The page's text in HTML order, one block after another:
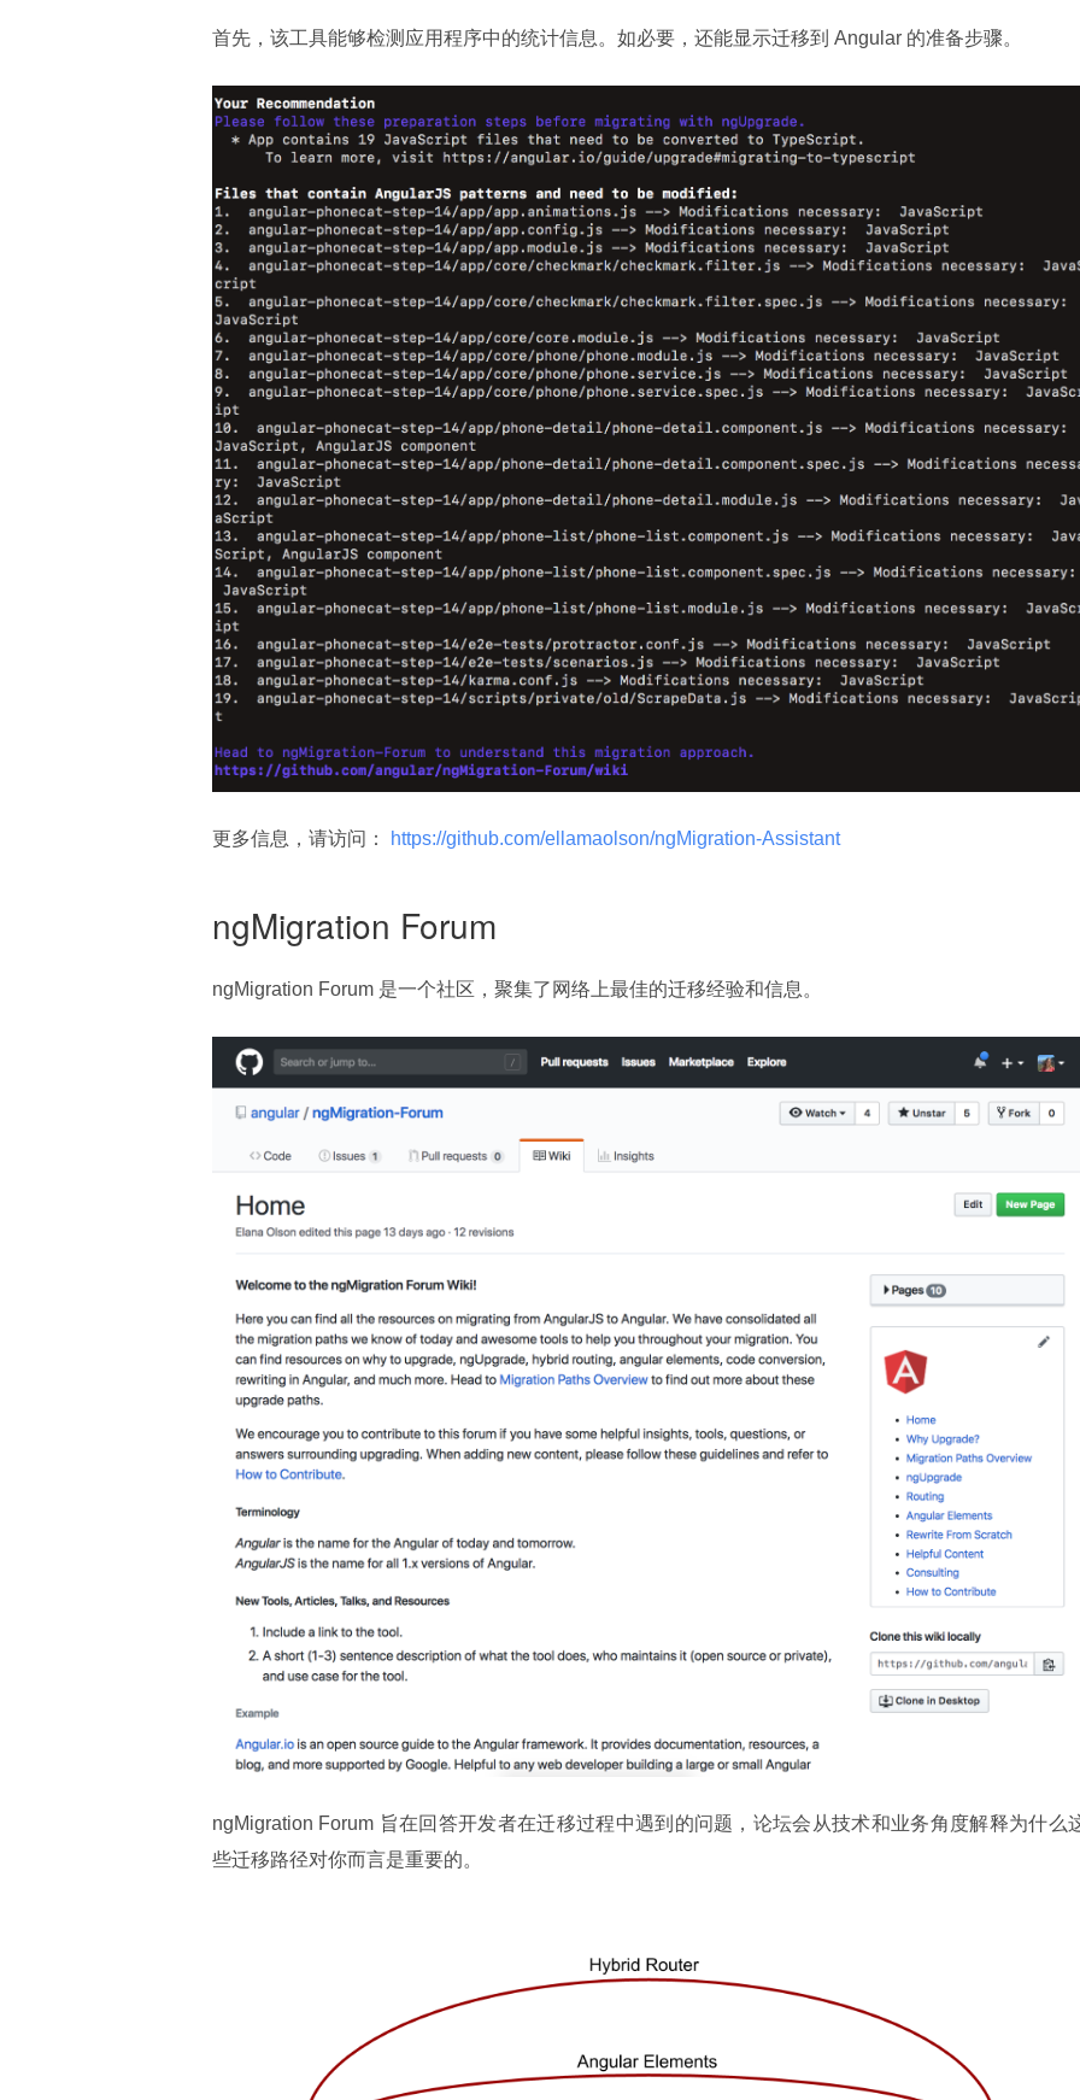
首先，该工具能够检测应用程序中的统计信息。如必要，还能显示迁移到 Angular 的准备步骤。
更多信息，请访问： https://github.com/ellamaolson/ngMigration-Assistant
ngMigration Forum
ngMigration Forum 是一个社区，聚集了网络上最佳的迁移经验和信息。
ngMigration Forum 旨在回答开发者在迁移过程中遇到的问题，论坛会从技术和业务角度解释为什么
些迁移路径对你而言是重要的。